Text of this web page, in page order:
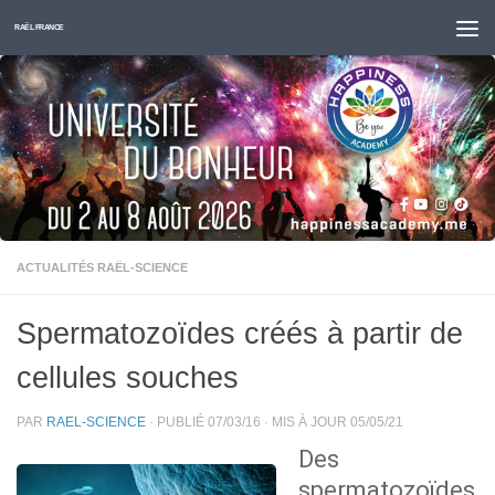
Skip to content
RAËL FRANCE
ACTUALITÉS RAËL-SCIENCE
Spermatozoïdes créés à partir de
cellules souches
PAR RAEL-SCIENCE · PUBLIÉ 07/03/16 · MIS À JOUR 05/05/21
Des